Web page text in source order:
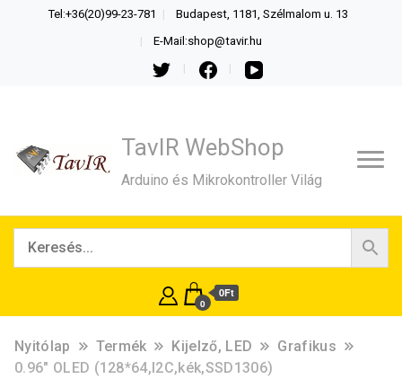
Tel:+36(20)99-23-781 Budapest, 1181, Szélmalom u. 13
E-Mail:shop@tavir.hu
TavIR WebShop
Arduino és Mikrokontroller Világ
0
0Ft
Nyitólap Termék Kijelző, LED
Grafikus
0.96″ OLED (128*64,I2C,kék,SSD1306)